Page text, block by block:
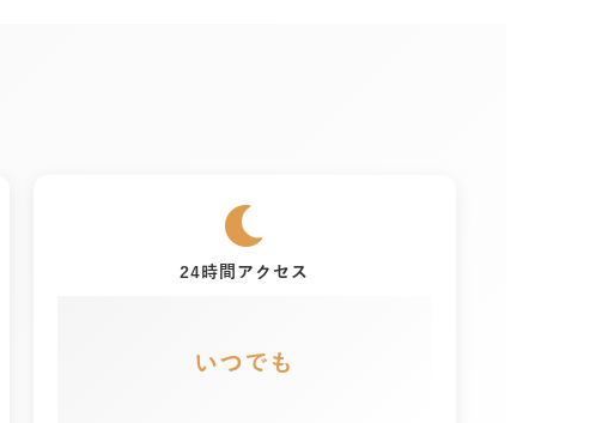
24時間アクセス
いつでも